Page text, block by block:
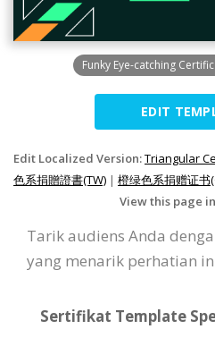
Funky Eye-catching
EDIT
Edit Localized Version:Triangular
色系捐贈證書(TW) | 橙绿色系捐赠证书
View this page
Tarik audiens Anda
yang menarik perhatian
Sertifikat Template